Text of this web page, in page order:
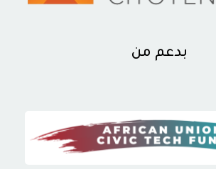
بدعم من